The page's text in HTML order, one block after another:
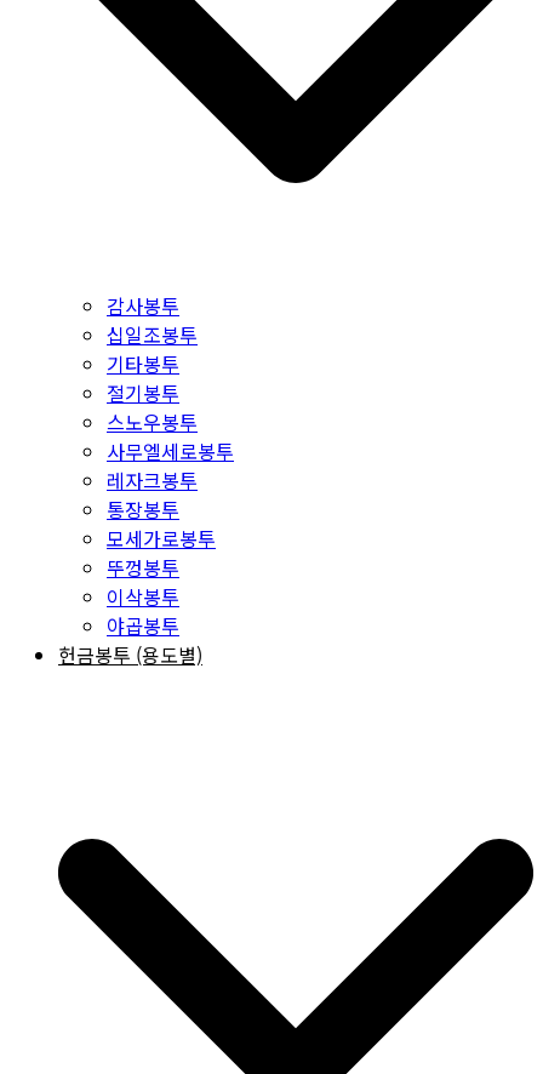
감사봉투
십일조봉투
기타봉투
절기봉투
스노우봉투
사무엘세로봉투
레자크봉투
통장봉투
모세가로봉투
뚜껑봉투
이삭봉투
야곱봉투
헌금봉투 (용도별)